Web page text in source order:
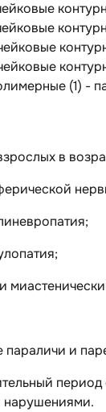
(1) -
в
параличи и
нарушениями.